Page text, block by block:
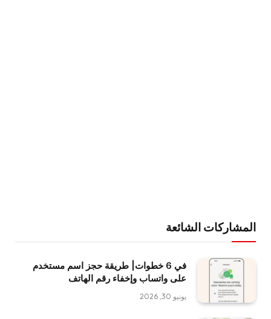
المشاركات الشائعة
في 6 خطوات| طريقة حجز اسم مستخدم
على واتساب وإخفاء رقم الهاتف
يونيو 30, 2026